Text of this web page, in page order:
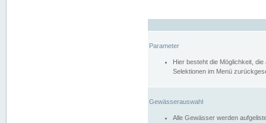
Parameter
Hier besteht die Möglichkeit,
Selektionen im Menü
Gewässerauswahl
Alle Gewässer werden